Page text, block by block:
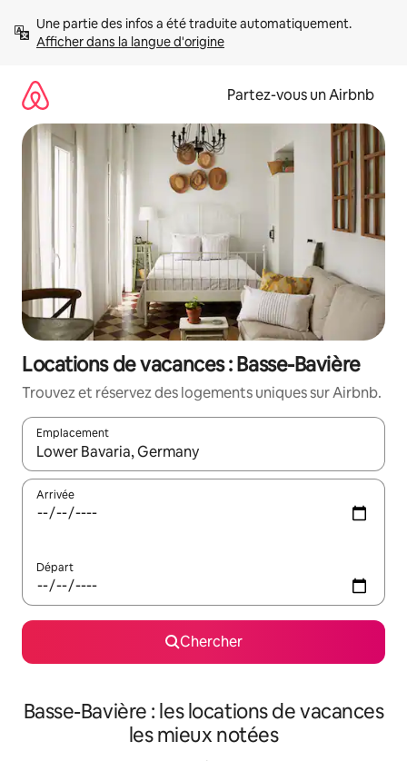
directement
Afficher dans la langue d'origine
Partez-vous un Airbnb
Locations de vacances : Basse-Bavière
Trouvez et réservez des logements uniques sur Airbnb.
Emplacement
Quand les résultats sont affichés, parcourez-les en utilisant
Arrivée
Départ
Chercher
Basse-Bavière : les locations de vacances
les mieux notées